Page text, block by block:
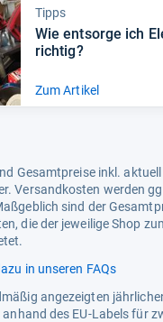
Tipps
Wie ent­sorge ich
rich­tig?
Zum Artikel
Gesamtpreise inkl.
Versandkosten werden
sind der
die der jeweilige Shop
in unseren FAQs
angezeigten
des EU-Labels für